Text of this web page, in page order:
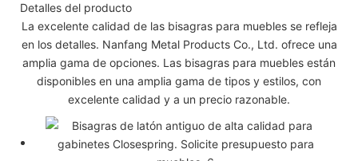
Detalles del producto
La excelente calidad de las bisagras para muebles se refleja
en los detalles. Nanfang Metal Products Co., Ltd. ofrece una
amplia gama de opciones. Las bisagras para muebles están
disponibles en una amplia gama de tipos y estilos, con
excelente calidad y a un precio razonable.